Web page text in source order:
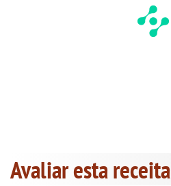
Avaliar esta receita